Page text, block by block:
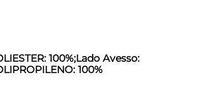
100%;Lado Avesso:
100%